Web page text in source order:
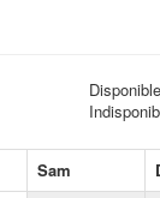
Disponible
Sam